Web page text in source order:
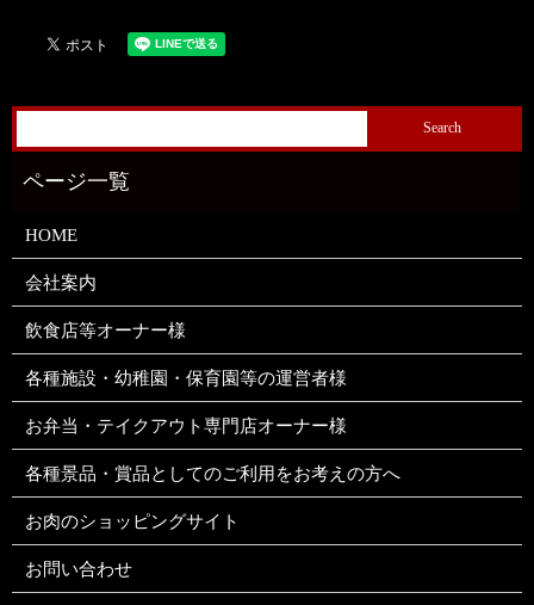
HOME
会社案内
飲食店等オーナー様
各種施設・幼稚園・保育園等の運営者様
お弁当・テイクアウト専門店オーナー様
各種景品・賞品としてのご利用をお考えの方へ
お肉のショッピングサイト
お問い合わせ